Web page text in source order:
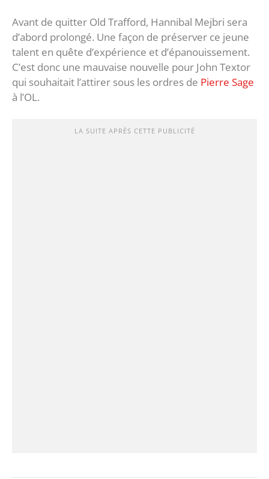
Avant de quitter Old Trafford, Hannibal Mejbri sera
d’abord prolongé. Une façon de préserver ce jeune
talent en quête d’expérience et d’épanouissement.
C’est donc une mauvaise nouvelle pour John Textor
qui souhaitait l’attirer sous les ordres de Pierre Sage
à l’OL.
LA SUITE APRÈS CETTE PUBLICITÉ